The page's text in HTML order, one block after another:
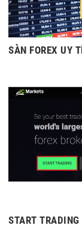
SÀN FOREX UY
START